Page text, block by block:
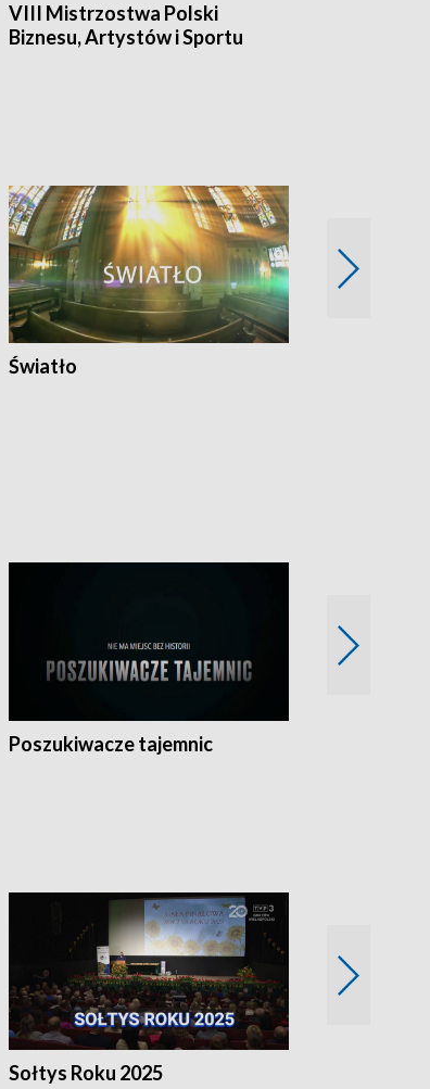
VIII Mistrzostwa Polski
Biznesu, Artystów i Sportu
Światło
Poszukiwacze tajemnic
Sołtys Roku 2025